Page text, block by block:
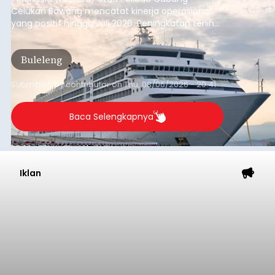
Celukan Bawang mencatat kinerja operasional
yang positif hingga Juli 2026. Peningkatan terlihat
dari arus kapal yang mencapai 1,48 juta Gross
Tonnage (GT), atau tumbuh 12,4 persen
dibandingkan periode yang sama tahun lalu
yang tercatat sebesar 1,32 juta GT.
Buleleng
Submitted bycontributoronThu, 08/06/2026 - 20:41
Baca Selengkapnya
Iklan